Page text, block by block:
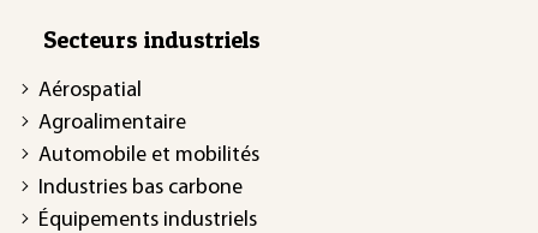
Secteurs industriels
Aérospatial
Agroalimentaire
Automobile et mobilités
Industries bas carbone
Équipements industriels